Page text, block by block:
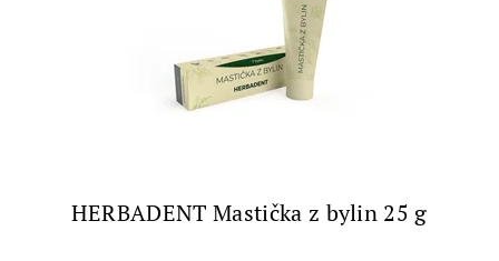
HERBADENT Mastička z bylin 25 g